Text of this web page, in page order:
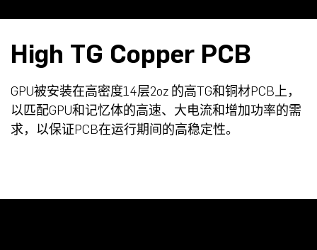
High TG Copper PCB
GPU被安装在高密度14层2oz 的高TG和铜材PCB上，
以匹配GPU和记忆体的高速、大电流和增加功率的需
求，以保证PCB在运行期间的高稳定性。